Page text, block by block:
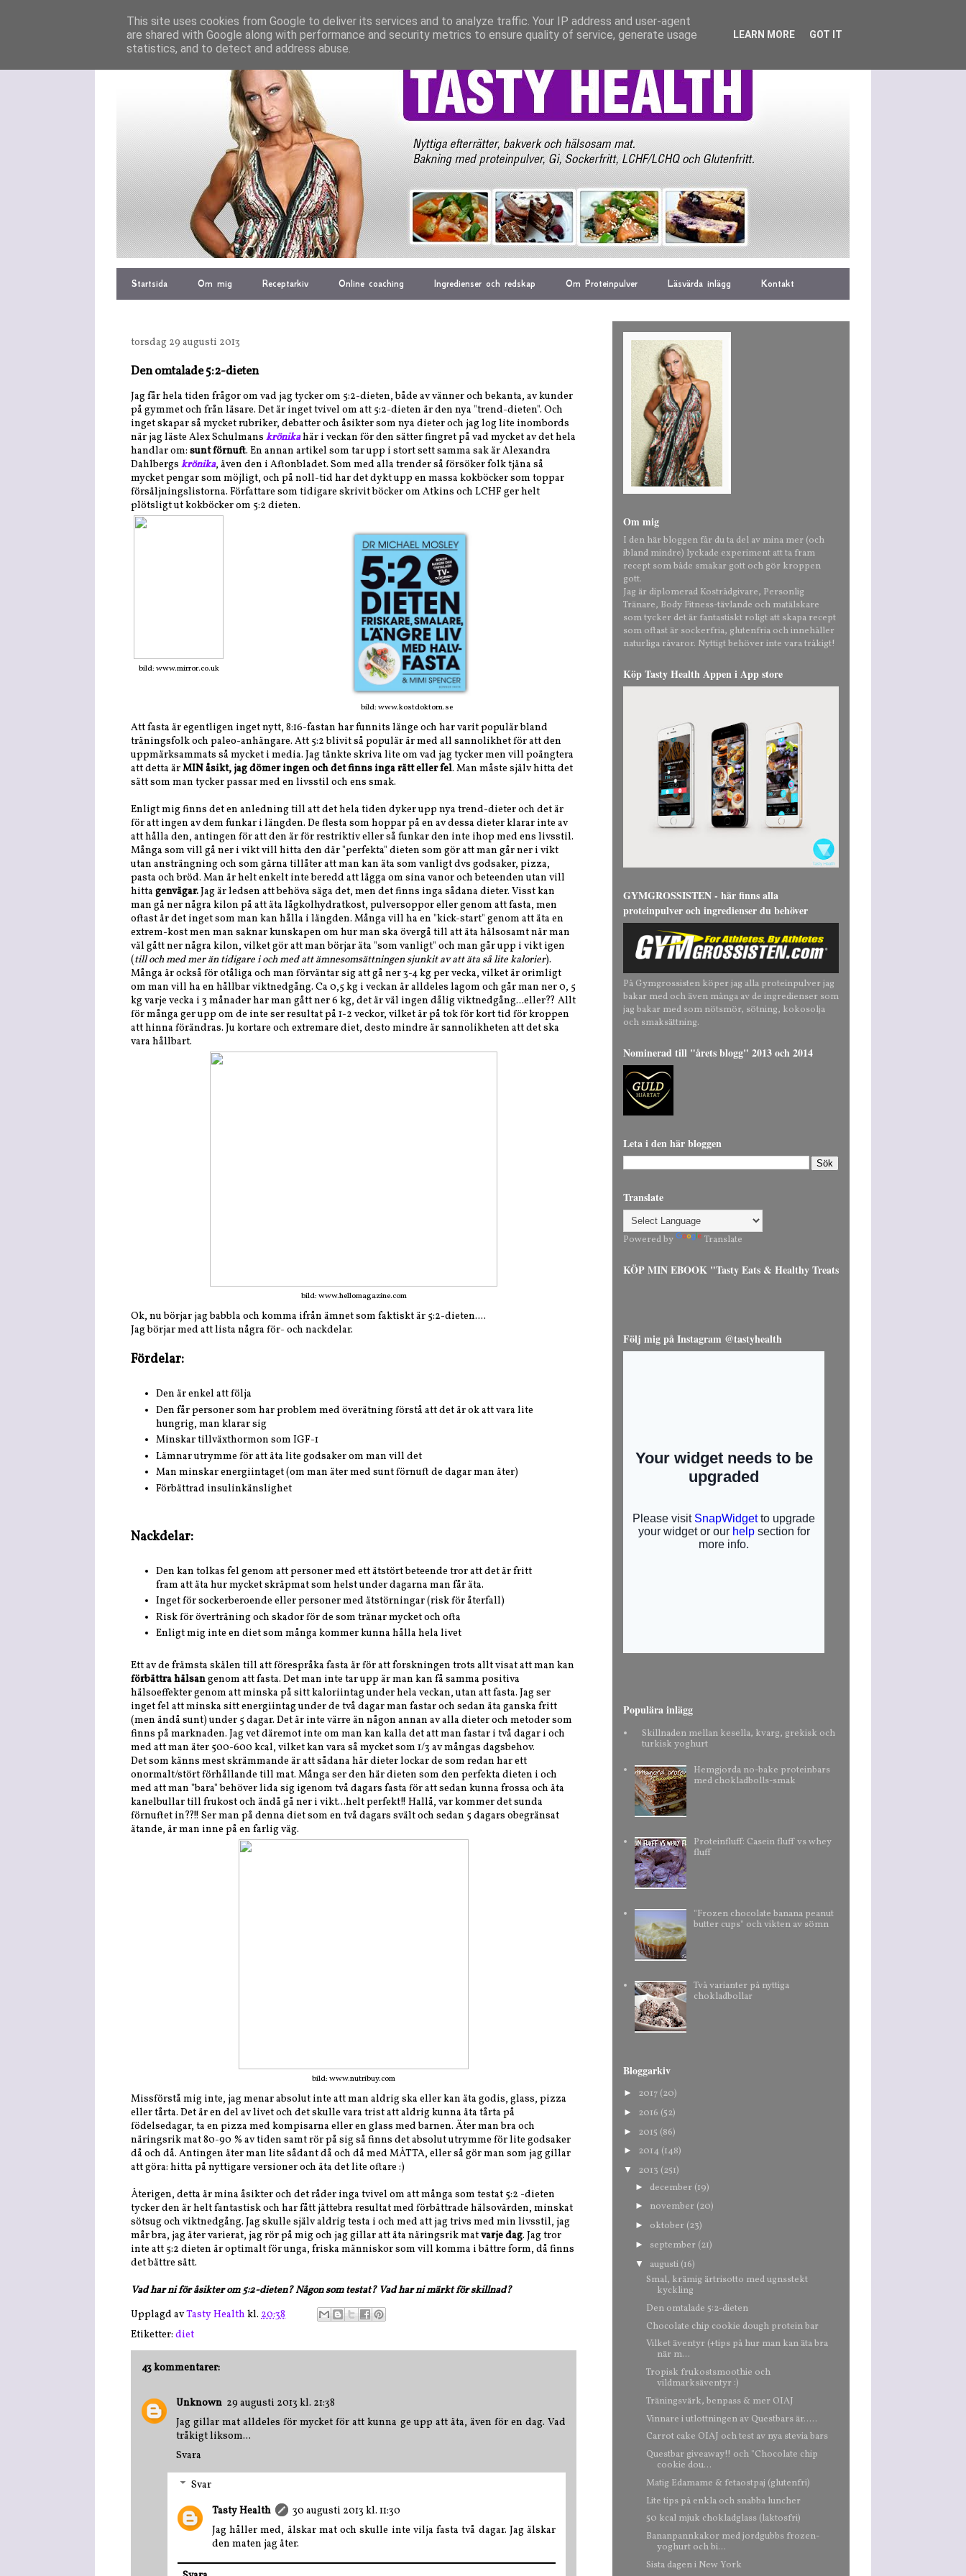
Startsida Om mig Receptarkiv Online coaching Ingredienser och redskap Om Proteinpulver Läsvärda inlägg Kontakt
torsdag 29 augusti 2013
Den omtalade 5:2-dieten
Jag får hela tiden frågor om vad jag tycker om 5:2-dieten, både av vänner och bekanta, av kunder
på gymmet och från läsare. Det är inget tvivel om att 5:2-dieten är den nya "trend-dieten". Och
inget skapar så mycket rubriker, debatter och åsikter som nya dieter och jag log lite inombords
när jag läste Alex Schulmans krönikahär i veckan för den sätter fingret på vad mycket av det hela
handlar om: sunt förnuft. En annan artikel som tar upp i stort sett samma sak är Alexandra
Dahlbergs krönika, även den i Aftonbladet. Som med alla trender så försöker folk tjäna så
mycket pengar som möjligt, och på noll-tid har det dykt upp en massa kokböcker som toppar
försäljningslistorna. Författare som tidigare skrivit böcker om Atkins och LCHF ger helt
plötsligt ut kokböcker om 5:2 dieten.
bild: www.mirror.co.uk
bild: www.kostdoktorn.se
Att fasta är egentligen inget nytt, 8:16-fastan har funnits länge och har varit populär bland
träningsfolk och paleo-anhängare. Att 5:2 blivit så populär är med all sannolikhet för att den
uppmärksammats så mycket i media. Jag tänkte skriva lite om vad jag tycker men vill poängtera
att detta ärMIN åsikt, jag dömer ingen och det finns inga rätt eller fel. Man måste själv hitta det
sätt som man tycker passar med en livsstil och ens smak.
Enligt mig finns det en anledning till att det hela tiden dyker upp nya trend-dieter och det är
för att ingen av dem funkar i längden. De flesta som hoppar på en av dessa dieter klarar inte av
att hålla den, antingen för att den är för restriktiv eller så funkar den inte ihop med ens livsstil.
Många som vill gå ner i vikt vill hitta den där "perfekta" dieten som gör att man går ner i vikt
utan ansträngning och som gärna tillåter att man kan äta som vanligt dvs godsaker, pizza,
pasta och bröd. Man är helt enkelt inte beredd att lägga om sina vanor och beteenden utan vill
hitta genvägar.Jag är ledsen att behöva säga det, men det finns inga sådana dieter. Visst kan
man gå ner några kilon på att äta lågkolhydratkost, pulversoppor eller genom att fasta, men
oftast är det inget som man kan hålla i längden. Många vill ha en "kick-start" genom att äta en
extrem-kost men man saknar kunskapen om hur man ska övergå till att äta hälsosamt när man
väl gått ner några kilon, vilket gör att man börjar äta "som vanligt" och man går upp i vikt igen
(till och med mer än tidigare i och med att ämnesomsättningen sjunkit av att äta så lite kalorier).
Många är också för otåliga och man förväntar sig att gå ner 3-4 kg per vecka, vilket är orimligt
om man vill ha en hållbar viktnedgång. Ca 0,5 kg i veckan är alldeles lagom och går man ner 0, 5
kg varje vecka i 3 månader har man gått ner 6 kg, det är väl ingen dålig viktnedgång...eller?? Allt
för många ger upp om de inte ser resultat på 1-2 veckor, vilket är på tok för kort tid för kroppen
att hinna förändras. Ju kortare och extremare diet, desto mindre är sannolikheten att det ska
vara hållbart.
bild: www.hellomagazine.com
Ok, nu börjar jag babbla och komma ifrån ämnet som faktiskt är 5:2-dieten....
Jag börjar med att lista några för- och nackdelar.
Fördelar:
Den är enkel att följa
Den får personer som har problem med överätning förstå att det är ok att vara lite
hungrig, man klarar sig
Minskar tillväxthormon som IGF-1
Lämnar utrymme för att äta lite godsaker om man vill det
Man minskar energiintaget (om man äter med sunt förnuft de dagar man äter)
Förbättrad insulinkänslighet
Nackdelar:
Den kan tolkas fel genom att personer med ett ätstört beteende tror att det är fritt
fram att äta hur mycket skräpmat som helst under dagarna man får äta.
Inget för sockerberoende eller personer med ätstörningar (risk för återfall)
Risk för överträning och skador för de som tränar mycket och ofta
Enligt mig inte en diet som många kommer kunna hålla hela livet
Ett av de främsta skälen till att förespråka fasta är för att forskningen trots allt visat att man kan
förbättra hälsangenom att fasta. Det man inte tar upp är man kan få samma positiva
hälsoeffekter genom att minska på sitt kaloriintag under hela veckan, utan att fasta. Jag ser
inget fel att minska sitt energiintag under de två dagar man fastar och sedan äta ganska fritt
(men ändå sunt) under 5 dagar. Det är inte värre än någon annan av alla dieter och metoder som
finns på marknaden. Jag vet däremot inte om man kan kalla det att man fastar i två dagar i och
med att man äter 500-600 kcal, vilket kan vara så mycket som 1/3 av mångas dagsbehov.
Det som känns mest skrämmande är att sådana här dieter lockar de som redan har ett
onormalt/stört förhållande till mat. Många ser den här dieten som den perfekta dieten i och
med att man "bara" behöver lida sig igenom två dagars fasta för att sedan kunna frossa och äta
kanelbullar till frukost och ändå gå ner i vikt...helt perfekt!! Hallå, var kommer det sunda
förnuftet in??!! Ser man på denna diet som en två dagars svält och sedan 5 dagars obegränsat
ätande, är man inne på en farlig väg.
bild: www.nutribuy.com
Missförstå mig inte, jag menar absolut inte att man aldrig ska eller kan äta godis, glass, pizza
eller tårta. Det är en del av livet och det skulle vara trist att aldrig kunna äta tårta på
födelsedagar, ta en pizza med kompisarna eller en glass med barnen. Äter man bra och
näringsrik mat 80-90 % av tiden samt rör på sig så finns det absolut utrymme för lite godsaker
då och då. Antingen äter man lite sådant då och då med MÅTTA, eller så gör man som jag gillar
att göra: hitta på nyttigare versioner och äta det lite oftare :)
Återigen, detta är mina åsikter och det råder inga tvivel om att många som testat 5:2 -dieten
tycker den är helt fantastisk och har fått jättebra resultat med förbättrade hälsovärden, minskat
sötsug och viktnedgång. Jag skulle själv aldrig testa i och med att jag trivs med min livsstil, jag
mår bra, jag äter varierat, jag rör på mig och jag gillar att äta näringsrik matvarje dag. Jag tror
inte att 5:2 dieten är optimalt för unga, friska människor som vill komma i bättre form, då finns
det bättre sätt.
Vad har ni för åsikter om 5:2-dieten? Någon som testat? Vad har ni märkt för skillnad?
Upplagd avTasty Health kl. 20:38
Etiketter: diet
43 kommentarer:
Unknown 29 augusti 2013 kl. 21:38
Jag gillar mat alldeles för mycket för att kunna ge upp att äta, även för en dag. Vad
tråkigt liksom...
Svara
Svar
Tasty Health
30 augusti 2013 kl. 11:30
Jag håller med, älskar mat och skulle inte vilja fasta två dagar. Jag älskar
den maten jag äter.
Om mig
I den här bloggen får du ta del av mina mer (och
ibland mindre) lyckade experiment att ta fram
recept som både smakar gott och gör kroppen
gott.
Jag är diplomerad Kostrådgivare, Personlig
Tränare, Body Fitness-tävlande och matälskare
som tycker det är fantastiskt roligt att skapa recept
som oftast är sockerfria, glutenfria och innehåller
naturliga råvaror. Nyttigt behöver inte vara tråkigt!
Köp Tasty Health Appen i App store
GYMGROSSISTEN - här finns alla
proteinpulver och ingredienser du behöver
På Gymgrossisten köper jag alla proteinpulver jag
bakar med och även många av de ingredienser som
jag bakar med som nötsmör, sötning, kokosolja
och smaksättning.
Nominerad till "årets blogg" 2013 och 2014
Leta i den här bloggen
Translate
Powered by Translate
KÖP MIN EBOOK "Tasty Eats & Healthy Treats
Följ mig på Instagram @tastyhealth
Populära inlägg
Skillnaden mellan kesella, kvarg, grekisk och
turkisk yoghurt
Hemgjorda no-bake proteinbars
med chokladbolls-smak
Proteinfluff: Casein fluff vs whey
fluff
"Frozen chocolate banana peanut
butter cups" och vikten av sömn
Två varianter på nyttiga
chokladbollar
Bloggarkiv
► 2017 (20)
► 2016 (52)
► 2015 (86)
► 2014 (148)
▼ 2013 (251)
► december (19)
► november (20)
► oktober (23)
► september (21)
▼ augusti (16)
Smal, krämig ärtrisotto med ugnsstekt
kyckling
Den omtalade 5:2-dieten
Chocolate chip cookie dough protein bar
Vilket äventyr (+tips på hur man kan äta bra
när m...
Tropisk frukostsmoothie och
vildmarksäventyr :)
Träningsvärk, benpass & mer OIAJ
Vinnare i utlottningen av Questbars är.....
Carrot cake OIAJ och test av nya stevia bars
Questbar giveaway!! och "Chocolate chip
cookie dou...
Matig Edamame & fetaostpaj (glutenfri)
Lite tips på enkla och snabba luncher
50 kcal mjuk chokladglass (laktosfri)
Bananpannkakor med jordgubbs frozen-
yoghurt och bi...
Sista dagen i New York
This site uses cookies from Google to deliver its services and to analyze traffic. Your IP address and user-agent
are shared with Google along with performance and security metrics to ensure quality of service, generate usage
statistics, and to detect and address abuse.
LEARN MORE GOT IT